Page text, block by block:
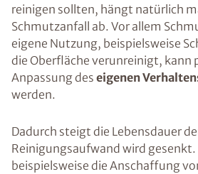
reinigen sollten, hängt natürlich
Schmutzanfall ab. Vor allem
eigene Nutzung, beispielsweise
die Oberfläche verunreinigt, kann
Anpassung des eigenen
werden.
Dadurch steigt die Lebensdauer
Reinigungsaufwand wird
beispielsweise die Anschaffung